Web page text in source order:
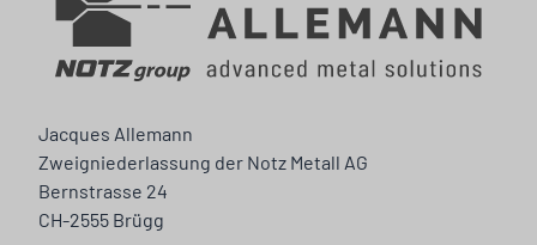
Jacques Allemann
Zweigniederlassung der Notz Metall AG
Bernstrasse 24
CH-2555 Brügg